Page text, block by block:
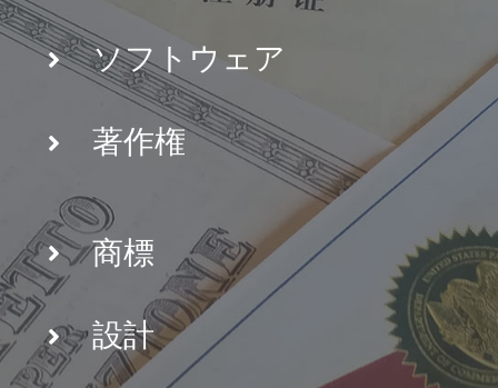
ソフトウェア
著作権
商標
設計